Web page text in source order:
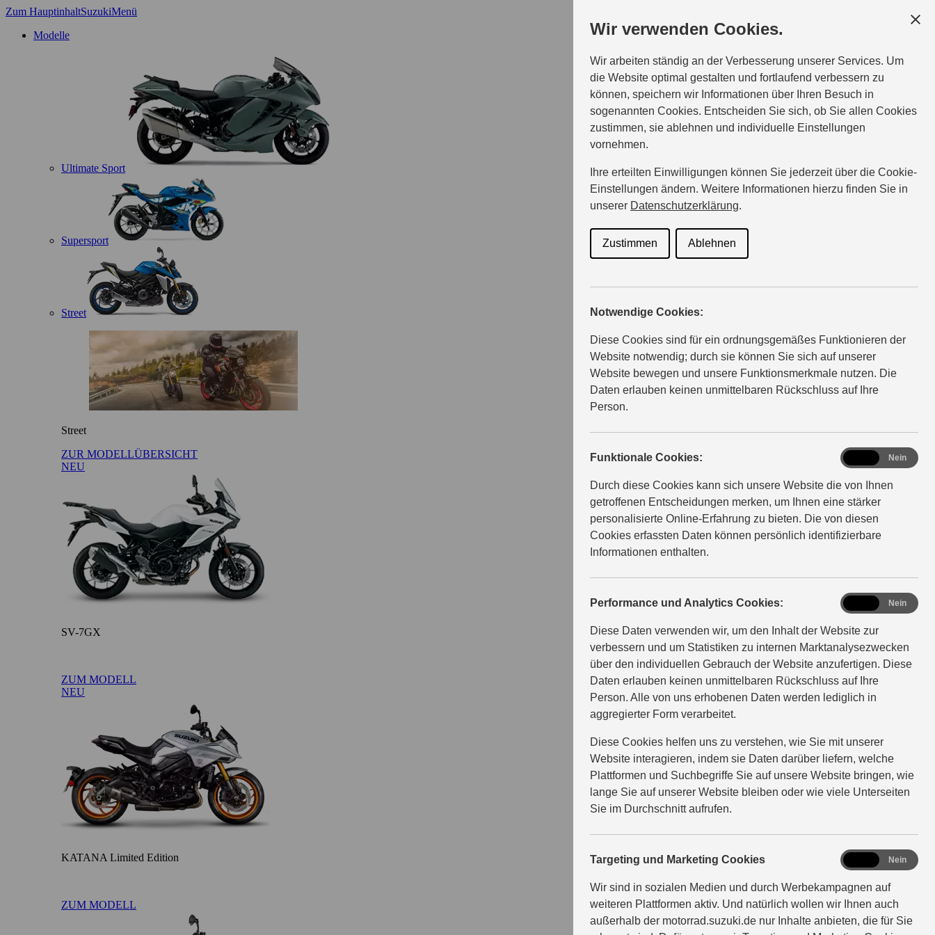
Wir verwenden Cookies.
Wir arbeiten ständig an der Verbesserung unserer Services. Um
die Website optimal gestalten und fortlaufend verbessern zu
können, speichern wir Informationen über Ihren Besuch in
sogenannten Cookies. Entscheiden Sie sich, ob Sie allen Cookies
zustimmen, sie ablehnen und individuelle Einstellungen
vornehmen.
Ihre erteilten Einwilligungen können Sie jederzeit über die Cookie-
Einstellungen ändern. Weitere Informationen hierzu finden Sie in
unserer Datenschutzerklärung.
Zustimmen Ablehnen
Notwendige Cookies:
Diese Cookies sind für ein ordnungsgemäßes Funktionieren der
Website notwendig; durch sie können Sie sich auf unserer
Website bewegen und unsere Funktionsmerkmale nutzen. Die
Daten erlauben keinen unmittelbaren Rückschluss auf Ihre
Person.
Funktionale Cookies:
Durch diese Cookies kann sich unsere Website die von Ihnen
getroffenen Entscheidungen merken, um Ihnen eine stärker
personalisierte Online-Erfahrung zu bieten. Die von diesen
Cookies erfassten Daten können persönlich identifizierbare
Informationen enthalten.
functionalNein
Performance und Analytics Cookies:
Diese Daten verwenden wir, um den Inhalt der Website zur
verbessern und um Statistiken zu internen Marktanalysezwecken
über den individuellen Gebrauch der Website anzufertigen. Diese
Daten erlauben keinen unmittelbaren Rückschluss auf Ihre
Person. Alle von uns erhobenen Daten werden lediglich in
aggregierter Form verarbeitet.
Diese Cookies helfen uns zu verstehen, wie Sie mit unserer
Website interagieren, indem sie Daten darüber liefern, welche
Plattformen und Suchbegriffe Sie auf unsere Website bringen, wie
lange Sie auf unserer Website bleiben oder wie viele Unterseiten
Sie im Durchschnitt aufrufen.
analytics Nein
Targeting und Marketing Cookies
Wir sind in sozialen Medien und durch Werbekampagnen auf
weiteren Plattformen aktiv. Und natürlich wollen wir Ihnen auch
außerhalb der motorrad.suzuki.de nur Inhalte anbieten, die für Sie
marketingNein
Zum HauptinhaltSuzukiMenü
Modelle
Ultimate Sport
Supersport
Street
Street
ZUR MODELLÜBERSICHT
NEU
SV-7GX
ZUM MODELL
NEU
KATANA Limited Edition
ZUM MODELL